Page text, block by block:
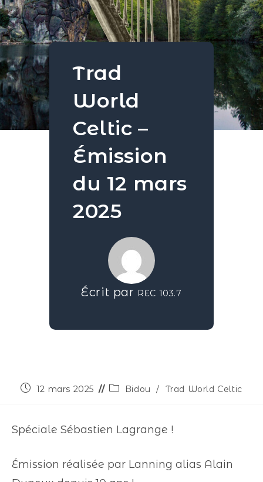
Trad
World
Celtic –
Émission
du 12 mars
2025
Écrit par REC 103.7
12 mars 2025 Bidou / Trad World Celtic
Spéciale Sébastien Lagrange !
Émission réalisée par Lanning alias Alain